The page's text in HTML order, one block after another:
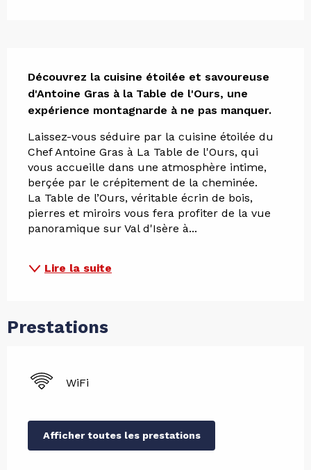
Découvrez la cuisine étoilée et savoureuse
d'Antoine Gras à la Table de l'Ours, une
expérience montagnarde à ne pas manquer.
Laissez-vous séduire par la cuisine étoilée du
Chef Antoine Gras à La Table de l'Ours, qui
vous accueille dans une atmosphère intime,
berçée par le crépitement de la cheminée.
La Table de l’Ours, véritable écrin de bois,
pierres et miroirs vous fera profiter de la vue
panoramique sur Val d'Isère à...
Lire la suite
Prestations
WiFi
Afficher toutes les prestations